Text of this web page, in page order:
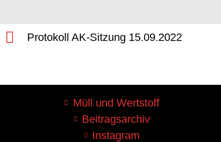
Protokoll AK-Sitzung 15.09.2022
Müll und Wertstoff
Beitragsarchiv
Instagram